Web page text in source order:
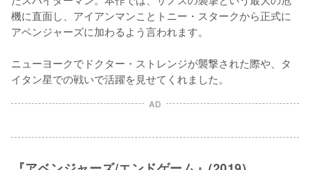
機に直面し、アイアンマンことトニー・スタークから正式に
アベンジャーズに加わるよう言われます。
ニューヨークでドクター・ストレンジが襲撃された際や、タ
イタン星での戦いで活躍を見せてくれました。
AD